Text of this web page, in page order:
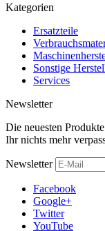
Kategorien
Ersatzteile
Sonstige
Services
Newsletter
Die neuesten
Ihr nichts mehr
Newsletter
Facebook
Google+
Twitter
YouTube